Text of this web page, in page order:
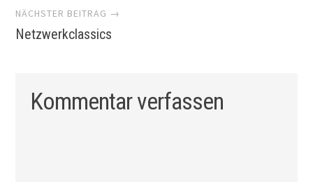
NÄCHSTER BEITRAG →
Netzwerkclassics
Kommentar verfassen